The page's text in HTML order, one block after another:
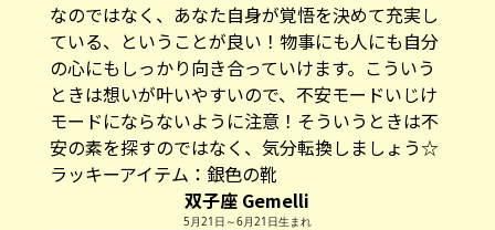
なのではなく、あなた自身が覚悟を決めて充実し
ている、ということが良い！物事にも人にも自分
の心にもしっかり向き合っていけます。こういう
ときは想いが叶いやすいので、不安モードいじけ
モードにならないように注意！そういうときは不
安の素を探すのではなく、気分転換しましょう☆
ラッキーアイテム：銀色の靴
双子座 Gemelli
5月21日～6月21日生まれ